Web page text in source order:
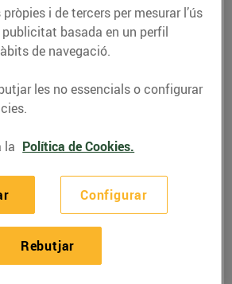
panzanella
préssec,
i mató
i de tercers per mesurar l’ús
basada en un perfil
de navegació.
les no essencials o configurar
la Política de Cookies.
Configurar
Rebutjar